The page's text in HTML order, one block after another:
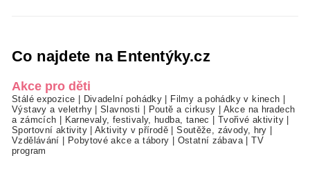
Co najdete na Ententýky.cz
Akce pro děti
Stálé expozice Divadelní pohádky Filmy a pohádky v kinech
Výstavy a veletrhy|Slavnosti Poutě a cirkusy
Akce na hradech
a zámcích
Karnevaly, festivaly, hudba, tanec Tvořivé aktivity
Sportovní aktivity|Aktivity v přírodě |Soutěže, závody, hry
Vzdělávání
Pobytové akce a tábory Ostatní zábava|TV
program